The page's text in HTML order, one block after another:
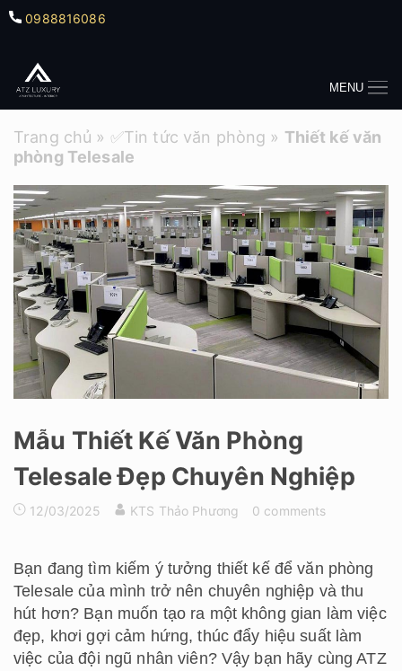
0988816086
MENU
Trang chủ » ✅Tin tức văn phòng » Thiết kế văn
phòng Telesale
Mẫu Thiết Kế Văn Phòng
Telesale Đẹp Chuyên Nghiệp
12/03/2025 KTS Thảo Phương 0 comments
Bạn đang tìm kiếm ý tưởng thiết kế để văn phòng
Telesale của mình trở nên chuyên nghiệp và thu
hút hơn? Bạn muốn tạo ra một không gian làm việc
đẹp, khơi gợi cảm hứng, thúc đẩy hiệu suất làm
việc của đội ngũ nhân viên? Vậy bạn hãy cùng ATZ